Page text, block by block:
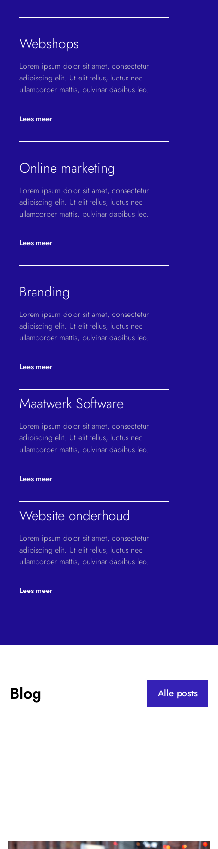
Webshops
Lorem ipsum dolor sit amet, consectetur
adipiscing elit. Ut elit tellus, luctus nec
ullamcorper mattis, pulvinar dapibus leo.
Lees meer
Online marketing
Lorem ipsum dolor sit amet, consectetur
adipiscing elit. Ut elit tellus, luctus nec
ullamcorper mattis, pulvinar dapibus leo.
Lees meer
Branding
Lorem ipsum dolor sit amet, consectetur
adipiscing elit. Ut elit tellus, luctus nec
ullamcorper mattis, pulvinar dapibus leo.
Lees meer
Maatwerk Software
Lorem ipsum dolor sit amet, consectetur
adipiscing elit. Ut elit tellus, luctus nec
ullamcorper mattis, pulvinar dapibus leo.
Lees meer
Website onderhoud
Lorem ipsum dolor sit amet, consectetur
adipiscing elit. Ut elit tellus, luctus nec
ullamcorper mattis, pulvinar dapibus leo.
Lees meer
Blog Alle posts